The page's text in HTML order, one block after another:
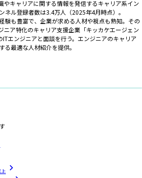
やキャリアに関する情報を発信するキャリア系イン
ネル登録者数は3.4万人（2025年4月時点）。
験も豊富で、企業が求める人材や視点も熟知。その
ニア特化のキャリア支援企業「キッカケエージェン
ITエンジニアと面談を行う。エンジニアのキャリア
最適な人材紹介を提供。